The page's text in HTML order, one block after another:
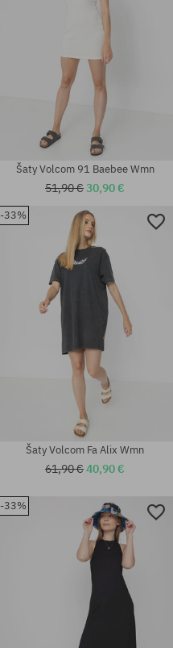
Dostupné veľkosti:
Dostupné veľkosti:
Šaty Volcom 91 Baebee Wmn
51,90 €30,90 €
-33%
Šaty Volcom Fa Alix Wmn
61,90 €40,90 €
-33%